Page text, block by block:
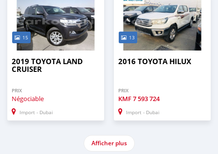
15
2019 TOYOTA LAND
CRUISER
PRIX
Négociable
Import - Dubai
13
2016 TOYOTA HILUX
PRIX
KMF7 593 724
Import - Dubai
Afficher plus